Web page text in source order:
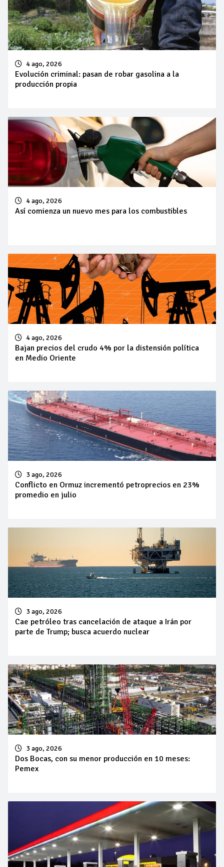
4 ago, 2026
Evolución criminal: pasan de robar gasolina a la
producción propia
4 ago, 2026
Así comienza un nuevo mes para los combustibles
4 ago, 2026
Bajan precios del crudo 4% por la distensión política
en Medio Oriente
3 ago, 2026
Conflicto en Ormuz incrementó petroprecios en 23%
promedio en julio
3 ago, 2026
Cae petróleo tras cancelación de ataque a Irán por
parte de Trump; busca acuerdo nuclear
3 ago, 2026
Dos Bocas, con su menor producción en 10 meses:
Pemex